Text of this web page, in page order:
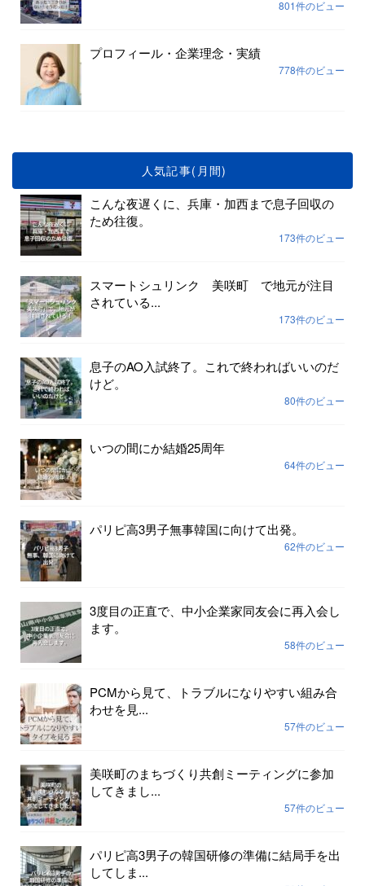
801件のビュー
プロフィール・企業理念・実績
778件のビュー
人気記事(月間)
こんな夜遅くに、兵庫・加西まで息子回収の
ため往復。
173件のビュー
スマートシュリンク 美咲町 で地元が注目
されている...
173件のビュー
息子のAO入試終了。これで終わればいいのだ
けど。
80件のビュー
いつの間にか結婚25周年
64件のビュー
パリピ高3男子無事韓国に向けて出発。
62件のビュー
3度目の正直で、中小企業家同友会に再入会し
ます。
58件のビュー
PCMから見て、トラブルになりやすい組み合
わせを見...
57件のビュー
美咲町のまちづくり共創ミーティングに参加
してきまし...
57件のビュー
パリピ高3男子の韓国研修の準備に結局手を出
してしま...